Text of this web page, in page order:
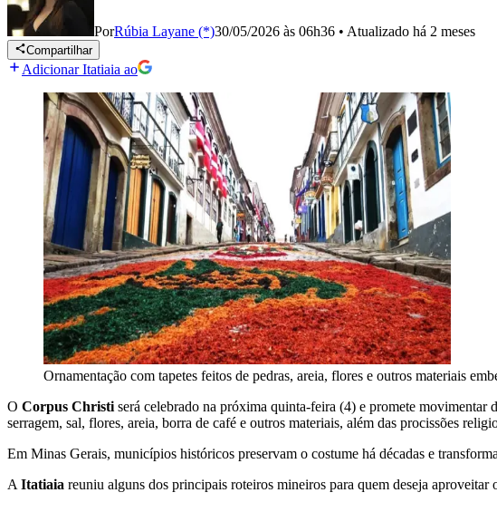
PorRúbia Layane (*)30/05/2026 às 06h36 • Atualizado há 2 meses
Compartilhar
Adicionar Itatiaia ao
Ornamentação com tapetes feitos de pedras, areia, flores e outros materiais
O Corpus Christi será celebrado na próxima quinta-feira (4) e promete
serragem, sal, flores, areia, borra de café e outros materiais, além das procissões
Em Minas Gerais, municípios históricos preservam o costume há décadas e
A Itatiaia reuniu alguns dos principais roteiros mineiros para quem deseja aproveitar